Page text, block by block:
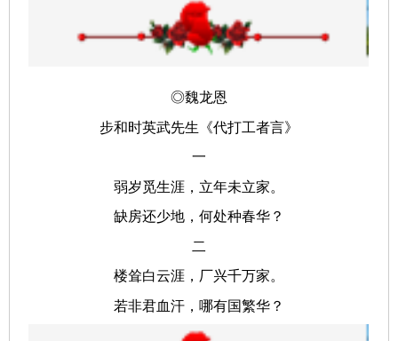
◎魏龙恩
步和时英武先生《代打工者言》
一
弱岁觅生涯，立年未立家。
缺房还少地，何处种春华？
二
楼耸白云涯，厂兴千万家。
若非君血汗，哪有国繁华？